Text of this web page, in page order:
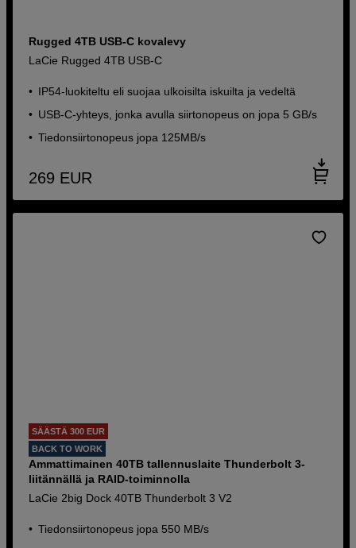
Rugged 4TB USB-C kovalevy
LaCie Rugged 4TB USB-C
IP54-luokiteltu eli suojaa ulkoisilta iskuilta ja vedeltä
USB-C-yhteys, jonka avulla siirtonopeus on jopa 5 GB/s
Tiedonsiirtonopeus jopa 125MB/s
269 EUR
SÄÄSTÄ 300 EUR
BACK TO WORK
Ammattimainen 40TB tallennuslaite Thunderbolt 3-
liitännällä ja RAID-toiminnolla
LaCie 2big Dock 40TB Thunderbolt 3 V2
Tiedonsiirtonopeus jopa 550 MB/s